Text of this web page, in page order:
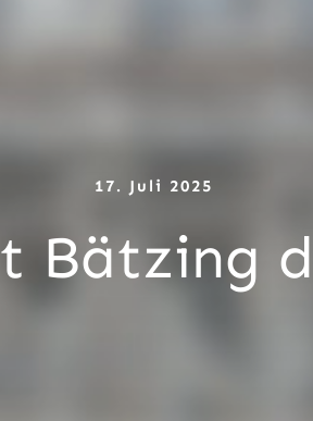
17. Juli 2025
Bätzing